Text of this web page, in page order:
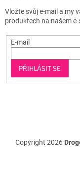
Vložte svůj e-mail a my
produktech na našem
E-mail
PŘIHLÁSIT SE
Copyright 2026